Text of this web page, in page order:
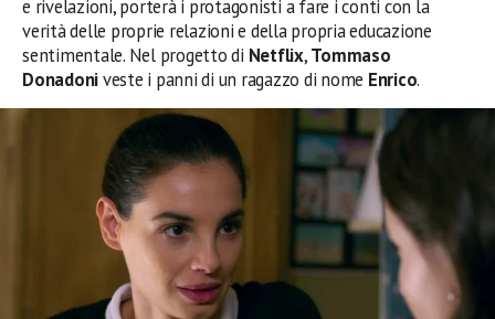
e rivelazioni, porterà i protagonisti a fare i conti con la
verità delle proprie relazioni e della propria educazione
sentimentale. Nel progetto di Netflix,Tommaso
Donadoniveste i panni di un ragazzo di nome Enrico.